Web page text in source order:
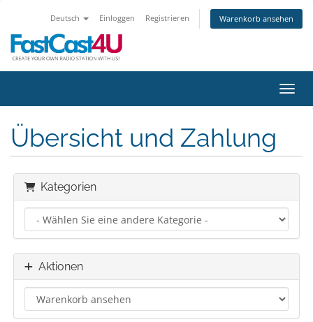
Deutsch Einloggen Registrieren Warenkorb ansehen
Übersicht und Zahlung
Kategorien
Aktionen